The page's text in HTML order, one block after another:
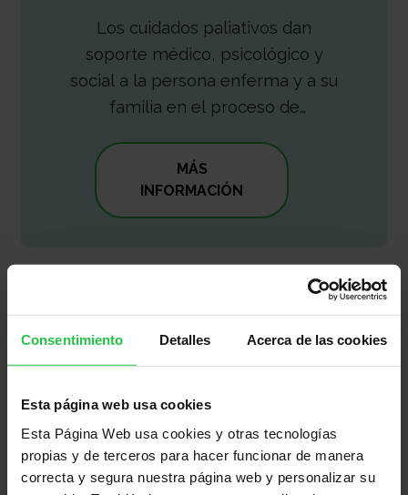
Consentimiento Detalles Acerca de las cookies
Esta página web usa cookies
Esta Página Web usa cookies y otras tecnologías
propias y de terceros para hacer funcionar de manera
correcta y segura nuestra página web y personalizar su
Los cuidados paliativos dan
soporte médico, psicológico y
social a la persona enferma y a su
familia en el proceso de
vida. Su objetivo es mejorar su
calidad de vida.
MÁS
INFORMACIÓN